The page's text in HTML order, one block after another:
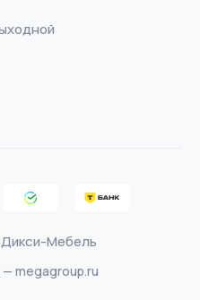
Мебель
— megagroup.ru